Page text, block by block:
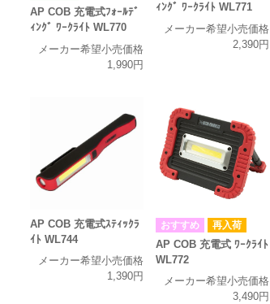
AP COB 充電式ﾌｫｰﾙﾃﾞ
ｨﾝｸﾞ ﾜｰｸﾗｲﾄ WL770
メーカー希望小売価格
1,990円
ｨﾝｸﾞ ﾜｰｸﾗｲﾄ WL771
メーカー希望小売価格
2,390円
AP COB 充電式ｽﾃｨｯｸﾗ
ｲﾄ WL744
メーカー希望小売価格
1,390円
再入荷
AP COB 充電式 ﾜｰｸﾗｲﾄ
WL772
メーカー希望小売価格
3,490円